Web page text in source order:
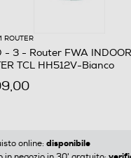
ROUTER
- 3 - Router FWA
TCL HH512V-Bianco
online: disponibile